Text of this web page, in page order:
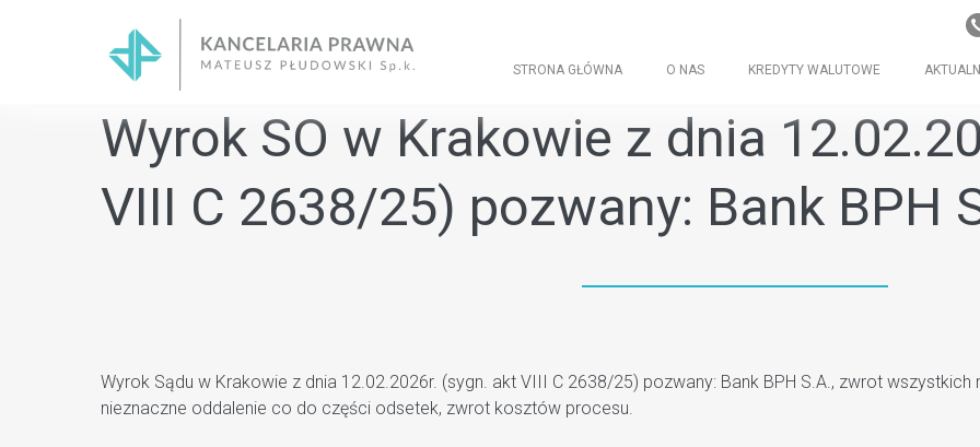
STRONA GŁÓWNA O NAS KREDYTY WALUTOWE
Wyrok SO w Krakowie z dnia
VIII C 2638/25) pozwany: Bank BPH
Wyrok Sądu w Krakowie z dnia 12.02.2026r. (sygn. akt VIII C 2638/25) pozwany: Bank BPH S.A., zwrot
nieznaczne oddalenie co do części odsetek, zwrot kosztów procesu.